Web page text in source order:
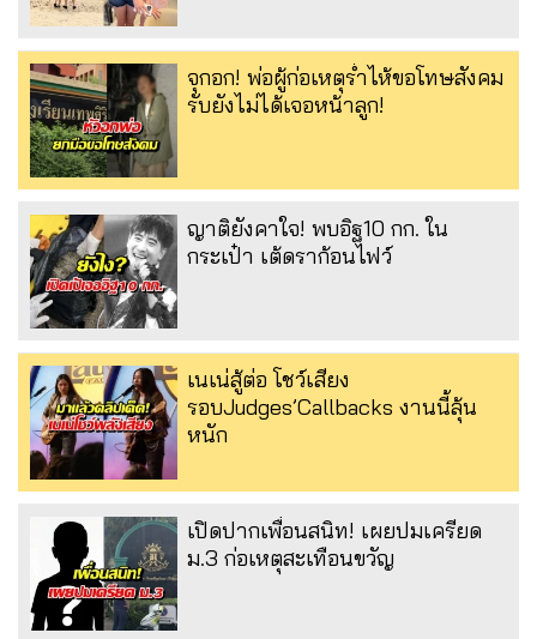
จุกอก! พ่อผู้ก่อเหตุร่ำไห้ขอโทษสังคม
รับยังไม่ได้เจอหน้าลูก!
ญาติยังคาใจ! พบอิฐ10 กก. ใน
กระเป๋า เต้ดราก้อนไฟว์
เนเน่สู้ต่อ โชว์เสียง
รอบJudges’Callbacks งานนี้ลุ้น
หนัก
เปิดปากเพื่อนสนิท! เผยปมเครียด
ม.3 ก่อเหตุสะเทือนขวัญ